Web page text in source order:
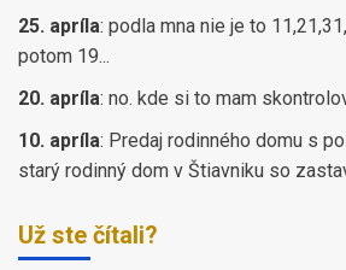
25. apríla: podla mna nie je to
potom 19...
20. apríla: no. kde si to mam
10. apríla: Predaj rodinného domu s
starý rodinný dom v Štiavniku so
Už ste čítali?